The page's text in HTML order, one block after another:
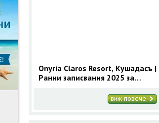
Onyria Claros Resort, Кушадасъ |
Ранни записвания 2025 за
виж повече